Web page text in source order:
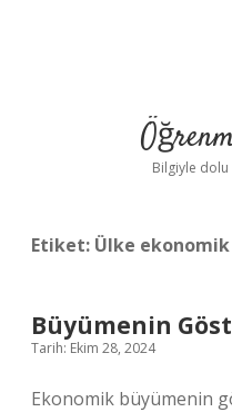
Bilgiyle
Etiket: Ülke ekonomik
Büyümenin
Tarih: Ekim 28, 2024
Ekonomik büyümenin